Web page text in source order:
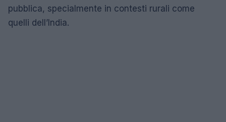
pubblica, specialmente in contesti rurali come
quelli dell’India.